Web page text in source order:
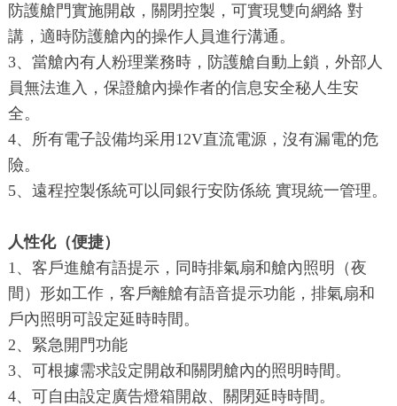
防護艙門實施開啟，關閉控製，可實現雙向網絡 對
講，適時防護艙內的操作人員進行溝通。
3、當艙內有人粉理業務時，防護艙自動上鎖，外部人
員無法進入，保證艙內操作者的信息安全秘人生安
全。
4、所有電子設備均采用12V直流電源，沒有漏電的危
險。
5、遠程控製係統可以同銀行安防係統 實現統一管理。
人性化（便捷）
1、客戶進艙有語提示，同時排氣扇和艙內照明（夜
間）形如工作，客戶離艙有語音提示功能，排氣扇和
戶內照明可設定延時時間。
2、緊急開門功能
3、可根據需求設定開啟和關閉艙內的照明時間。
4、可自由設定廣告燈箱開啟、關閉延時時間。